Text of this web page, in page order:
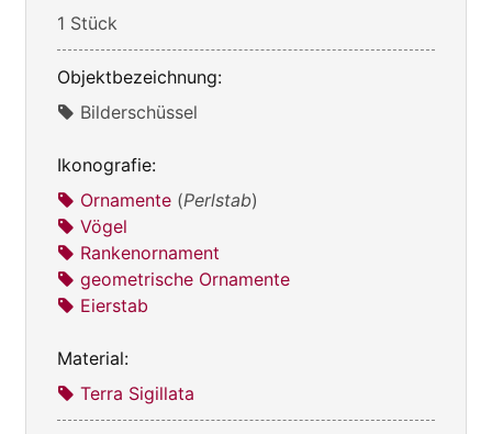
1 Stück
Objektbezeichnung:
Bilderschüssel
Ikonografie:
Ornamente (Perlstab)
Vögel
Rankenornament
geometrische Ornamente
Eierstab
Material:
Terra Sigillata